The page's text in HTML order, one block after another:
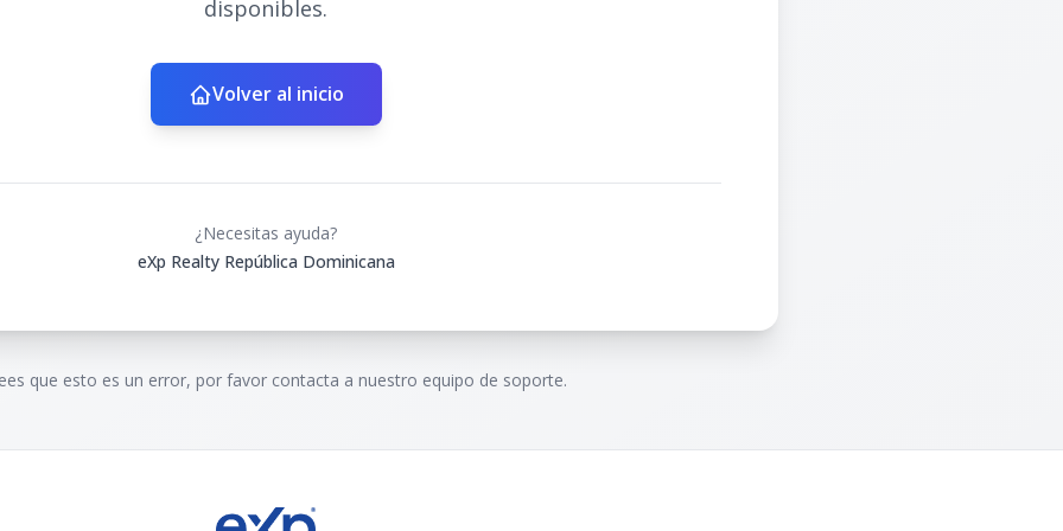
disponibles.
Volver al inicio
¿Necesitas ayuda?
eXp Realty República Dominicana
que esto es un error, por favor contacta a nuestro equipo de soporte.